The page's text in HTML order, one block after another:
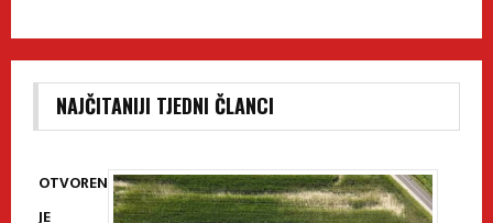
NAJČITANIJI TJEDNI ČLANCI
OTVOREN
JE